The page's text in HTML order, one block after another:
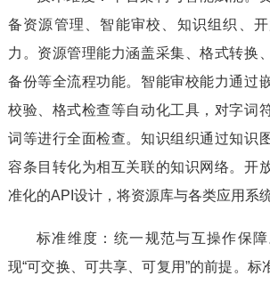
备资源管理、智能审校、知识组织、
力。资源管理能力涵盖采集、格式转换
备份等全流程功能。智能审校能力通过
校验、格式检查等自动化工具，对字词
词等进行全面检查。知识组织通过知识
容条目转化为相互关联的知识网络。开
准化的API设计，将资源库与各类应用系
标准维度：统一规范与互操作保
现“可交换、可共享、可复用”的前提。标